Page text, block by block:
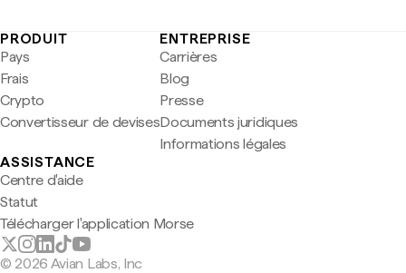
PRODUIT
Pays
Frais
Crypto
Convertisseur de devises
ENTREPRISE
Carrières
Blog
Presse
Documents juridiques
Informations légales
ASSISTANCE
Centre d'aide
Statut
Télécharger l'application Morse
© 2026 Avian Labs, Inc